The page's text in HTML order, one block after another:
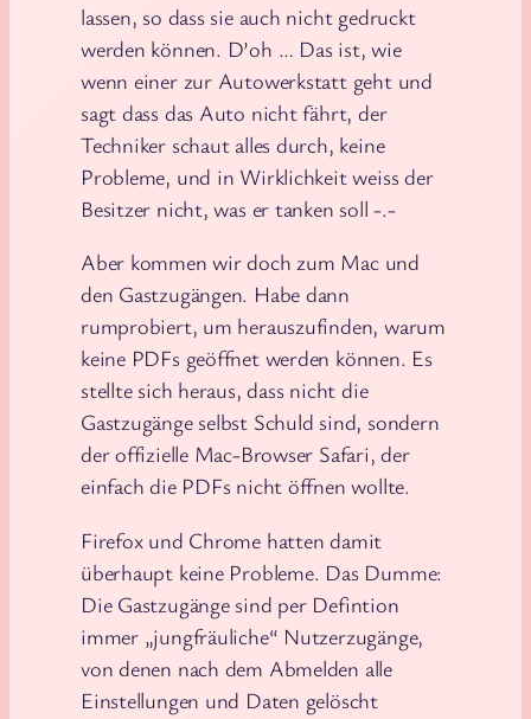
lassen, so dass sie auch nicht gedruckt
werden können. D’oh … Das ist, wie
wenn einer zur Autowerkstatt geht und
sagt dass das Auto nicht fährt, der
Techniker schaut alles durch, keine
Probleme, und in Wirklichkeit weiss der
Besitzer nicht, was er tanken soll -.-
Aber kommen wir doch zum Mac und
den Gastzugängen. Habe dann
rumprobiert, um herauszufinden, warum
keine PDFs geöffnet werden können. Es
stellte sich heraus, dass nicht die
Gastzugänge selbst Schuld sind, sondern
der offizielle Mac-Browser Safari, der
einfach die PDFs nicht öffnen wollte.
Firefox und Chrome hatten damit
überhaupt keine Probleme. Das Dumme:
Die Gastzugänge sind per Defintion
immer „jungfräuliche“ Nutzerzugänge,
von denen nach dem Abmelden alle
Einstellungen und Daten gelöscht